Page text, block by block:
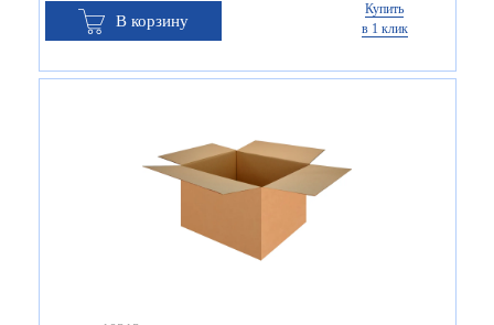
В корзину
Купить
в 1 клик